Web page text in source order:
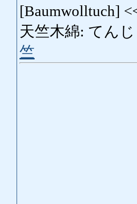
[Baumwolltuch]
天竺木綿: てん
竺